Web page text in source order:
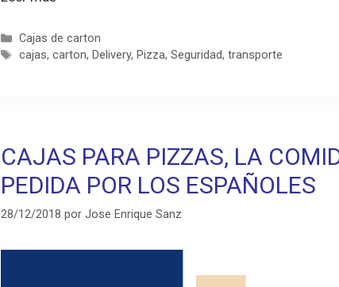
Categorías
Cajas de carton
Etiquetas
cajas,carton, Delivery, Pizza,Seguridad,transporte
CAJAS PARA PIZZAS, LA
PEDIDA POR LOS ESPAÑOLES
28/12/2018 por Jose Enrique Sanz